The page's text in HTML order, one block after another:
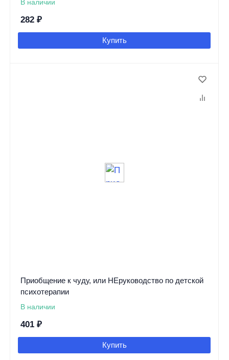
В наличии
282 ₽
Купить
Приобщение к чуду, или НЕруководство по детской
психотерапии
В наличии
401 ₽
Купить